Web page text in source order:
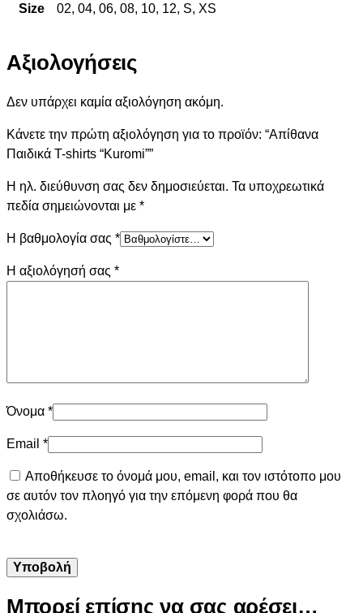
Size 02, 04, 06, 08, 10, 12, S, XS
Αξιολογήσεις
Δεν υπάρχει καμία αξιολόγηση ακόμη.
Κάνετε την πρώτη αξιολόγηση για το προϊόν: “Απίθανα
Παιδικά T-shirts “Kuromi””
Η ηλ. διεύθυνση σας δεν δημοσιεύεται. Τα υποχρεωτικά
πεδία σημειώνονται με *
Η βαθμολογία σας *
Η αξιολόγησή σας *
Όνομα *
Email *
Αποθήκευσε το όνομά μου, email, και τον ιστότοπο μου
σε αυτόν τον πλοηγό για την επόμενη φορά που θα
σχολιάσω.
Μπορεί επίσης να σας αρέσει…